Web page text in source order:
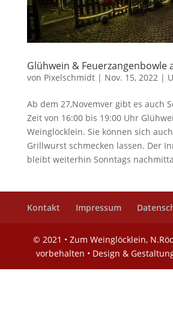
Glühwein & Feuerzangenbowle
von Pixelschmidt| Nov. 15, 2022|
Ab dem 27,Novemver gibt es auch
Zeit von 16:00 bis 19:00 Uhr
Weinglöcklein. Sie können sich
Grillwurst schmecken lassen. Der
bleibt weiterhin Sonntags
Kontakt Impressum
© 2021 • Zum Weinglöcklein,
vorbehalten • Design &